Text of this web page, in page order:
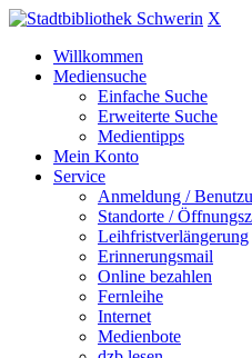
X
Willkommen
Mediensuche
Einfache Suche
Erweiterte Suche
Medientipps
Mein Konto
Service
Anmeldung /
Standorte /
Leihfristverlängerung
Erinnerungsmail
Online bezahlen
Fernleihe
Internet
Medienbote